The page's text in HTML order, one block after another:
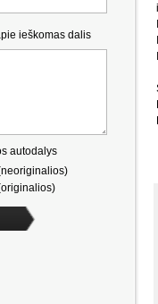
ieškomas dalis
autodalys